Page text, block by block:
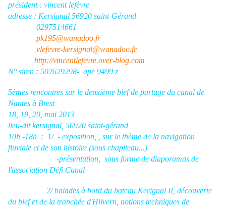
président : vincent lefèvre
adresse : Kersignal 56920 saint-Gérand
0297514661
pk195@wanadoo.fr
vlefevre-kersignal@wanadoo.fr
http://vincentlefevre.over-blog.com
N° siren : 502629298- ape 9499 z
5èmes rencontres sur le deuxième bief de partage du canal de
Nantes à Brest
18, 19, 20, mai 2013
lieu-dit kersignal, 56920 saint-gérand
10h -18h : 1/ - exposition, , sur le thème de la navigation
fluviale et de son histoire (sous chapiteau...)
-présentation, sous forme de diaporamas de
l'association Défi Canal
2/ balades à bord du bateau Kerignal II, découverte
du bief et de la tranchée d'Hilvern, notions techniques de